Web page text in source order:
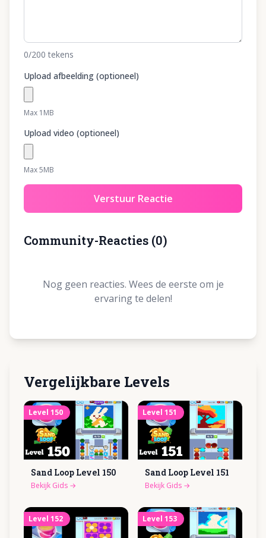
0/200 tekens
Upload afbeelding (optioneel)
Max 1MB
Upload video (optioneel)
Max 5MB
Verstuur Reactie
Community-Reacties (0)
Nog geen reacties. Wees de eerste om je
ervaring te delen!
Vergelijkbare Levels
Level 150
Sand Loop Level 150
Bekijk Gids →
Level 151
Sand Loop Level 151
Bekijk Gids →
Level 152 Level 153